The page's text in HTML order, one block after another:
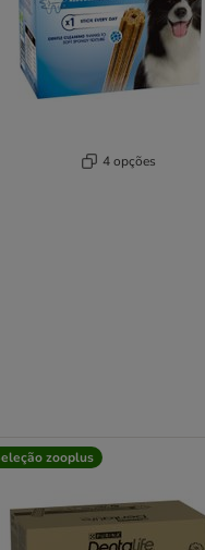
4 opções
zooplus